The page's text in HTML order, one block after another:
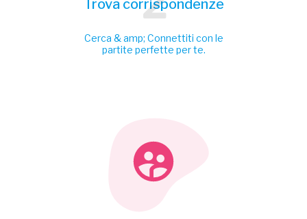
Trova corrispondenze
Cerca & amp; Connettiti con le
partite perfette per te.